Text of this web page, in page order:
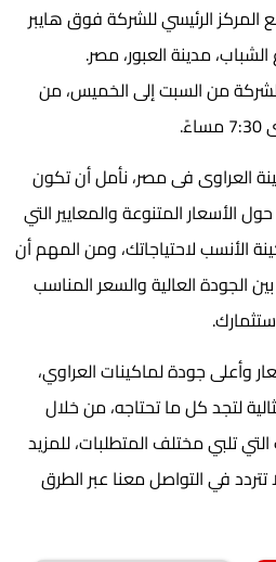
المركز الرئيسي للشركة فوق هايبر
مدينة العبور، مصر.
من السبت إلى الخميس، من
العراوى فى مصر، نأمل أن تكون
المتنوعة والمعايير التي
الأنسب لاحتياجاتك، ومن المهم أن
الجودة العالية والسعر المناسب
وأعلى جودة لماكينات العراوي،
لتجد كل ما تحتاجه، من خلال
تلبي مختلف المتطلبات، للمزيد
تتردد في التواصل معنا عبر الطرق